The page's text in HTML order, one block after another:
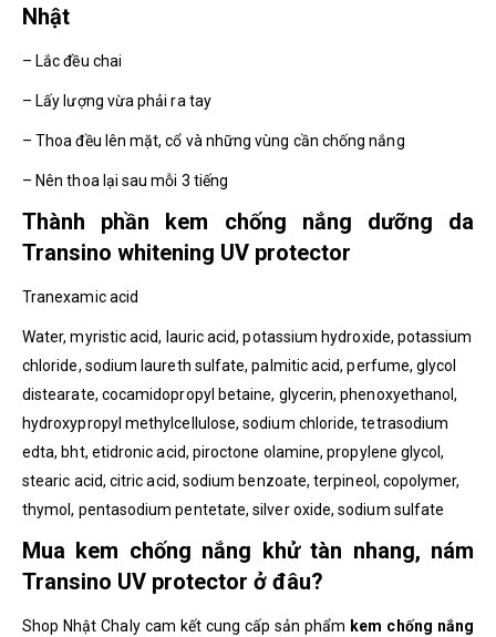
Nhật
– Lắc đều chai
– Lấy lượng vừa phải ra tay
– Thoa đều lên mặt, cổ và những vùng cần chống nắng
– Nên thoa lại sau mỗi 3 tiếng
Thành phần kem chống nắng dưỡng da
Transino whitening UV protector
Tranexamic acid
Water, myristic acid, lauric acid, potassium hydroxide, potassium
chloride, sodium laureth sulfate, palmitic acid, perfume, glycol
distearate, cocamidopropyl betaine, glycerin, phenoxyethanol,
hydroxypropyl methylcellulose, sodium chloride, tetrasodium
edta, bht, etidronic acid, piroctone olamine, propylene glycol,
stearic acid, citric acid, sodium benzoate, terpineol, copolymer,
thymol, pentasodium pentetate, silver oxide, sodium sulfate
Mua kem chống nắng khử tàn nhang, nám
Transino UV protector ở đâu?
Shop Nhật Chaly cam kết cung cấp sản phẩm kem chống nắng